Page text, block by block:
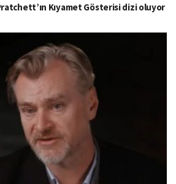
Kıyamet Gösterisi dizi oluyor